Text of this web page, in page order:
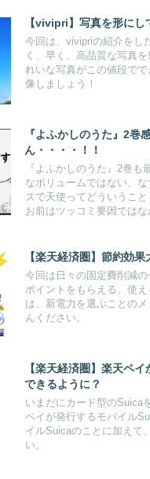
【vivipri】写真を形に
今回は、vivipriの紹介をし
く、早く、高品質な写真
れいな写真がこの値段で
像しましょう！
『よふかしのうた』2巻
ん・・・・！！
『よふかしのうた』2巻
なボリュームではない、
スで天使ってどういうこ
お前はツッコミ要因では
【楽天経済圏】節約効
今回は日々の固定費削減
ポイントをもらえる、使
は、新電力を選ぶことの
んください。
【楽天経済圏】楽天ペ
できるように？
いまだにカード型のSuica
ペイが発行するモバイル
イルSuicaのことに加えて
い。